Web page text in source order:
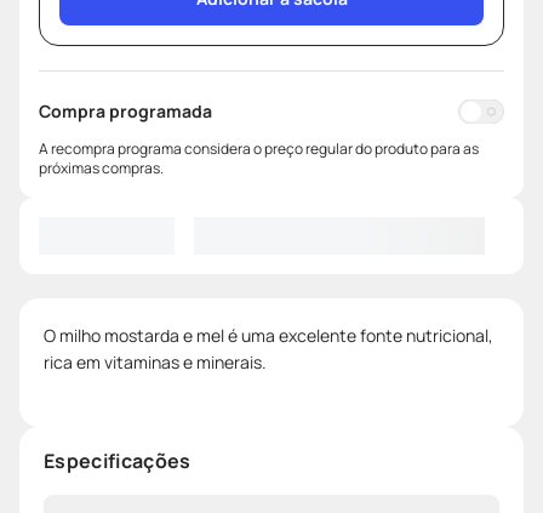
Compra programada
A recompra programa considera o preço regular do produto para as
próximas compras.
O milho mostarda e mel é uma excelente fonte nutricional,
rica em vitaminas e minerais.
Especificações